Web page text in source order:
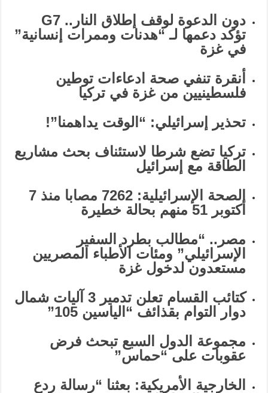
دون الدعوة لوقف إطلاق النار.. G7
تؤكد دعمها لـ “هدنات وممرات إنسانية”
في غزة
أنقرة تنفي صحة ادعاءات توطين
فلسطينيين من غزة في تركيا
تحذير إسرائيلي: “الوقت يداهمنا”!
تركيا تضع شرطا لاستئناف بحث مشاريع
الطاقة مع إسرائيل
الصحة الإسرائيلية: 7262 مصابا منذ 7
أكتوبر 51 منهم بحالة خطيرة
مصر.. “مطالب بطرد السفير
الإسرائيلي” ومئات الأطباء المصريين
مستعدون لدخول غزة
كتائب القسام تعلن تدمير 3 آليات شمال
دوار التوام بقذائف “الياسين 105”
مجموعة الدول السبع تبحث فرض
عقوبات على “حماس”
الخارجية الأمريكية: بعثنا “رسالة ردع